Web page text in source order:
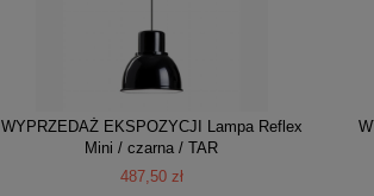
WYPRZEDAŻ EKSPOZYCJI Lampa Reflex
Mini / czarna / TAR
487,50 zł